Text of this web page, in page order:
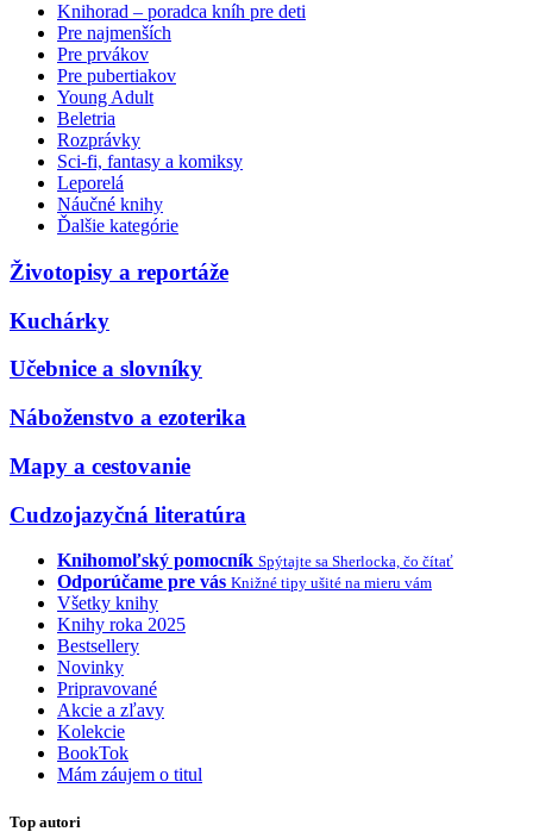
Knihorad – poradca kníh pre deti
Pre najmenších
Pre prvákov
Pre pubertiakov
Young Adult
Beletria
Rozprávky
Sci-fi, fantasy a komiksy
Leporelá
Náučné knihy
Ďalšie kategórie
Životopisy a reportáže
Kuchárky
Učebnice a slovníky
Náboženstvo a ezoterika
Mapy a cestovanie
Cudzojazyčná literatúra
Knihomoľský pomocník Spýtajte sa Sherlocka, čo čítať
Odporúčame pre vás Knižné tipy ušité na mieru vám
Všetky knihy
Knihy roka 2025
Bestsellery
Novinky
Pripravované
Akcie a zľavy
Kolekcie
BookTok
Mám záujem o titul
Top autori